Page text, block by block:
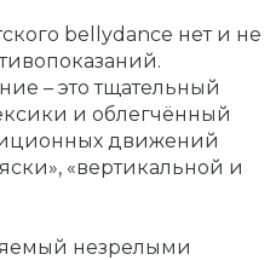
bellydance нет и не
– это тщательный
и облегчённый
движений
«вертикальной и
незрелыми